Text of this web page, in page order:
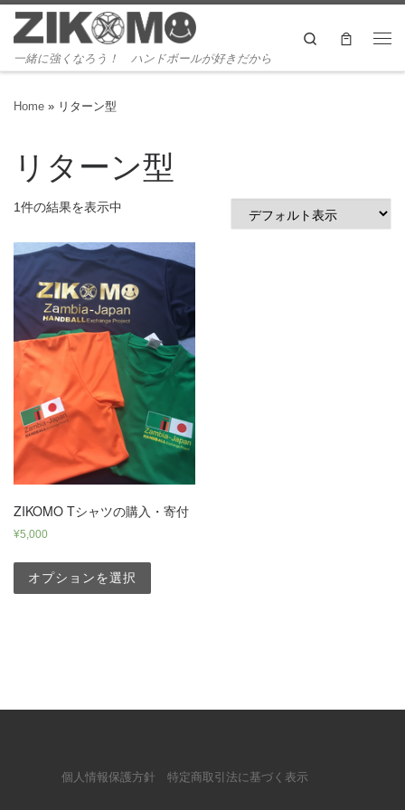
Skip to content
一緒に強くなろう！ ハンドボールが好きだから
Search
Home » リターン型
リターン型
1件の結果を表示中
ZIKOMO Tシャツの購入・寄付
¥5,000
オプションを選択
個人情報保護方針 特定商取引法に基づく表示